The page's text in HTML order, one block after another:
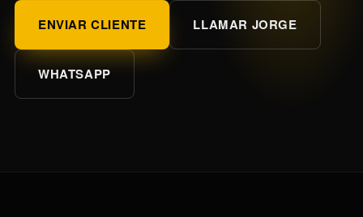
ENVIAR CLIENTE LLAMAR JORGE
WHATSAPP